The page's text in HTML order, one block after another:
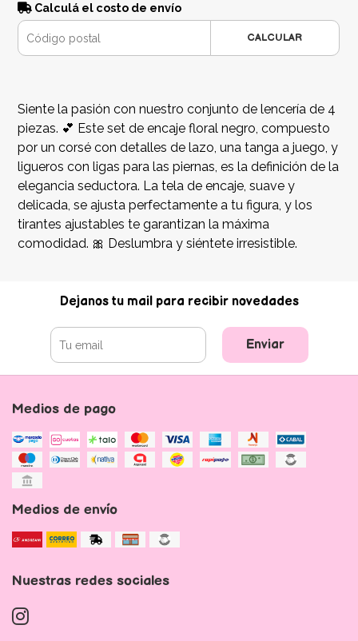
Calculá el costo de envío
CALCULAR
Siente la pasión con nuestro conjunto de lencería de 4
piezas. 💕 Este set de encaje floral negro, compuesto
por un corsé con detalles de lazo, una tanga a juego, y
ligueros con ligas para las piernas, es la definición de la
elegancia seductora. La tela de encaje, suave y
delicada, se ajusta perfectamente a tu figura, y los
tirantes ajustables te garantizan la máxima
comodidad. 🎀 Deslumbra y siéntete irresistible.
Dejanos tu mail para recibir novedades
Enviar
Medios de pago
Medios de envío
Nuestras redes sociales